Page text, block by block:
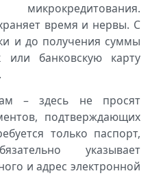
время и нервы. С
и до получения суммы
или банковскую карту
– здесь не просят
подтверждающих
только паспорт,
указывает
и адрес электронной